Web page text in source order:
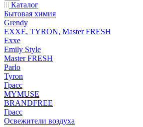
Каталог
Бытовая химия
Grendy
EXXE, TYRON, Master FRESH
Exxe
Emily Style
Master FRESH
Parlo
Tyron
Грасс
MYMUSE
BRANDFREE
Грасс
Освежители воздуха